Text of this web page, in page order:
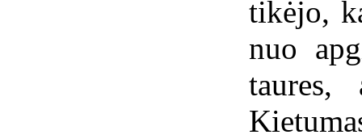
tikėjo,
nuo
taures,